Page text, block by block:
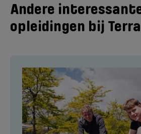
Andere
opleidingen bij Terra